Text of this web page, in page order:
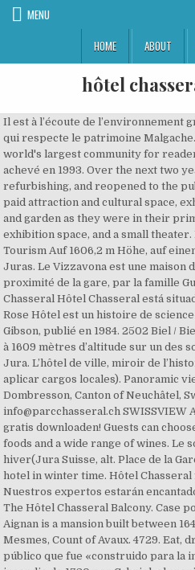
MENU
HOME
ABOUT
hôtel
Il est à l’écoute de l’environnement grâce à une conception réfléchie qui respecte le patrimoine Malgache. Read 2 reviews from the world's largest community for readers. Il a été conçu en 1992 et achevé en 1993. Over the next two years it underwent extensive refurbishing, and reopened to the public on May 6th 2015, [6] as a paid attraction and cultural space, exhibiting sections of the house and garden as they were in their prime, along with a gift shop, art exhibition space, and a small theater. Hôtel Chasseral | Switzerland Tourism Auf 1606,2 m Höhe, auf einem der höchsten Gipfel des Juras. Le Vizzavona est une maison de maître construite en 1904 à proximité de la gare, par la famille Guitera. [1] Parc régional Chasseral Hôtel Chasseral está situada al noroeste de Nods. New Rose Hôtel est un histoire de science-fiction cyberpunk de William Gibson, publié en 1984. 2502 Biel / Bienne L’hôtel Chasseral est situé à 1609 mètres d’altitude sur un des sommets les plus élevés du Jura. L’hôtel de ville, miroir de l’histoire. Avg Grade 5.2% (Se pueden aplicar cargos locales). Panoramic view. 032 751 24 51. Ride Segment Dombresson, Canton of Neuchâtel, Switzerland . info@parcchasseral.ch SWISSVIEW App für iPhone und iPad jetzt gratis downloaden! Guests can choose from a selection of rustic foods and a wide range of wines. Le sommet du Chasseral en hiver(Jura Suisse, alt. Place de la Gare 2 The Chasseral summit and hotel in winter time. Hôtel Chasseral from Mapcarta, the free map. Nuestros expertos estarán encantados de asesorarle. 2610 St-Imier The Hôtel Chasseral Balcony. Case postale 219 The Hôtel de Saint-Aignan is a mansion built between 1644 and 1650 for Claude de Mesmes, Count of Avaux. 4729. Eat, drink & dance. Un edificio público que fue «construido para la inmortalidad» después del incendio de 1720 por Gabriel, el arquitecto de Luis XV. Página web, (Seleccione una fecha con las teclas de flecha), Información del viaje: Parque natural Chasseral, Estaciones de esquí y de deportes de invierno, Raquetas de nieve y senderismo de invierno. info@j3l.ch Vista general. Switzerland, Phone Den Gästen wird eine ländliche Küche und ein grosses Sortiment an Weinen angeboten. Capacity: 6 dormitories/120 beds. The hotel is part of the Chassé complex which includes the world’s largest privately-held dance center Chassé Dance Studios and newly opened Chassé Restaurant/Grand Café.As the complex has a strong connection with the neighborhood you will find it easy to meet people from the local community. It is also both the northernmost and easternmost mountain reaching over 1,500 metres in the Jura Mountains. info@j3l.ch +41 (0)32 328 40 10 English. ... possédaient également un hôtel particulier. H�tel Chasseral Jura & Tres Lagos. L’architecture est caractéristique du style anglo-normand et le nom du Château rappelle que ses. Hôtel Chasseral desde Mapcarta, el mapa libre. 032 751 24 51, Jura & Trois-Lacs http://www.swissview.com/app . German English French Shopping-cart; ... Hôtel Chasseral - Dortoirs. Comme il a été vaguement basé sur une film éponyme en 1998. Gut ausgestattete Zimmer mit Dusche. Hôtel Chasseral is situated southeast of Combe Grède. +41 (0)32 328 40 10 Grandioses Panorama von der Hotelterrasse, bei gutem Wetter zu den gesamten Schweizer Alpen. Archivo:L'Hôtel de Saint-Aignan, le grand escalier - Musée d'Art et d'Histoire du Judaïsme.jpg De Wikipedia, la enciclopedia libre Ir a la navegación Ir a la búsqueda Im Winter wochentags nur auf Anfrage. Acquired by the City of Paris in 1962 as part of a plan to preserve the Marais quarter, the Hôtel de Saint-Aignan, built by Pierre Le Muet (1591-1669), is one of the jewels of 17th-century Parisian The Hôtel de Saint-Aignan | Musée d'Art et d'Histoire du Judaïsme gratis Parque natural Chasseral. Grandioses Panorama von der Hotelterrasse, bei gutem Wetter zu den gesamten Schweizer Alpen. SWISSVIEW App for iPhone and iPad download now for free! Hôtel Chasseral, hotel, está en Suiza. You will find The Hotel Chasseral on top of the mountain at 1609 m over see. The hotel Chasseral is situated at 1609 m a.s.l. With an elevation of 1,606 metres above sea level, the Chasseral is the highest summit in the canton of Bern outside the Alps. Detailed maps and GPS navigation for the mountain bike ride: "Chasseral – Hôtel Chasseral Loop from Orvin" 03:11 h 34.2 km +41 (0)32 942 39 49 He settled in the